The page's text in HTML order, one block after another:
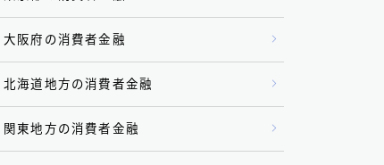
大阪府の消費者金融
北海道地方の消費者金融
関東地方の消費者金融